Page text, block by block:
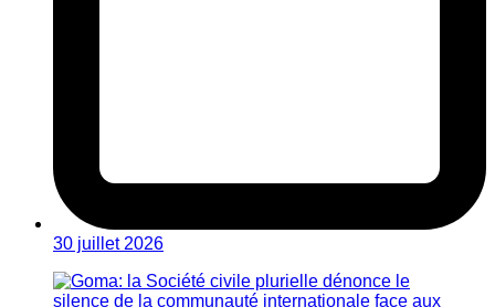
30 juillet 2026